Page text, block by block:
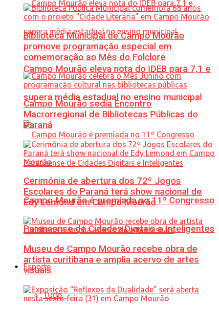
Campo Mourão eleva nota do IDEB para 7,1 e
supera média estadual no ensino municipal
Campo Mourão é premiada no 11º Congresso
Paranaense de Cidades Digitais e Inteligentes
Esporte
Tudo
Biblioteca Municipal de Campo Mourão
promove programação especial em
comemoração ao Mês do Folclore
Campo Mourão sedia Encontro
Macrorregional de Bibliotecas Públicas do
Paraná
Cerimônia de abertura dos 72º Jogos
Escolares do Paraná terá show nacional de
Edy Lemond em Campo Mourão
Museu de Campo Mourão recebe obra de
artista curitibana e amplia acervo de artes
visuais